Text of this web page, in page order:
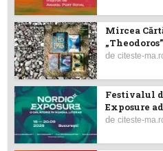
Mircea
deciteste-
Festivalul
Exposure
deciteste-